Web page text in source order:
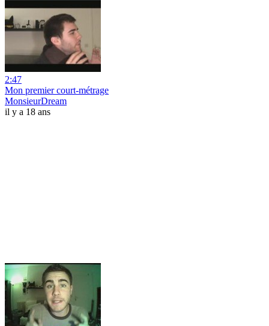
2:47
Mon premier court-métrage
MonsieurDream
il y a 18 ans